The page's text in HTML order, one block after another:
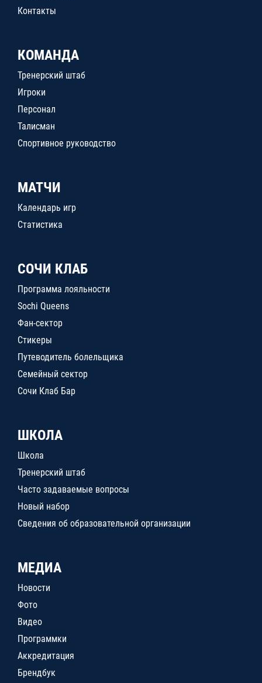
Контакты
КОМАНДА
Тренерский штаб
Игроки
Персонал
Талисман
Спортивное руководство
МАТЧИ
Календарь игр
Статистика
СОЧИ КЛАБ
Программа лояльности
Sochi Queens
Фан-сектор
Стикеры
Путеводитель болельщика
Семейный сектор
Сочи Клаб Бар
ШКОЛА
Школа
Тренерский штаб
Часто задаваемые вопросы
Новый набор
Сведения об образовательной организации
МЕДИА
Новости
Фото
Видео
Программки
Аккредитация
Брендбук